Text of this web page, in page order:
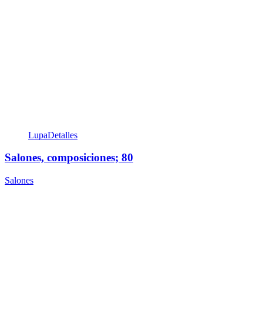
LupaDetalles
Salones, composiciones; 80
Salones